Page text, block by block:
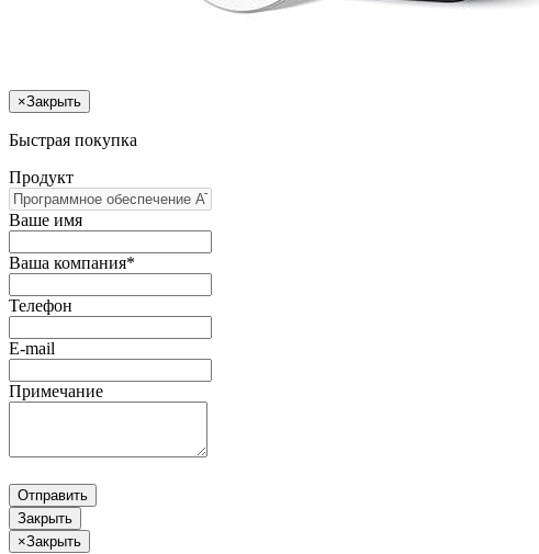
×Закрыть
Быстрая покупка
Продукт
Ваше имя
Ваша компания*
Телефон
E-mail
Примечание
Отправить
Закрыть
×Закрыть